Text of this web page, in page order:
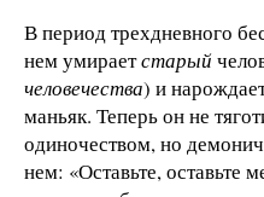
В период трехдневного
нем умираетстарый
человечества) и
маньяк. Теперь он не
одиночеством, но
нем: «Оставьте, оставьте